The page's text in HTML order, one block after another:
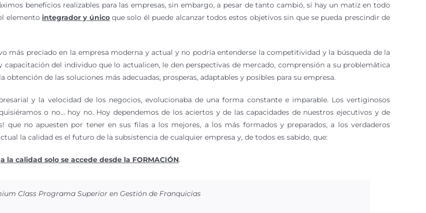
beneficios realizables para las empresas, sin embargo, a pesar de tanto cambió, sí hay un matiz en todo
elemento integrador y únicoque solo él puede alcanzar todos estos objetivos sin que se pueda prescindir de
más preciado en la empresa moderna y actual y no podría entenderse la competitividad y la búsqueda de la
del individuo que lo actualicen, le den perspectivas de mercado, comprensión a su problemática
de las soluciones más adecuadas, prosperas, adaptables y posibles para su empresa.
y la velocidad de los negocios, evolucionaba de una forma constante e imparable. Los vertiginosos
o no… hoy no. Hoy dependemos de los aciertos y de las capacidades de nuestros ejecutivos y de
que no apuesten por tener en sus filas a los mejores, a los más formados y preparados, a los verdaderos
la calidad es el futuro de la subsistencia de cualquier empresa y, de todos es sabido, que:
a la calidad solo se accede desde la FORMACIÓN.
Class Programa Superior en Gestión de Franquicias